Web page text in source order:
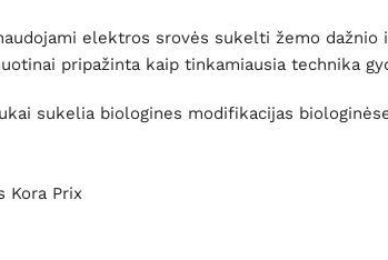
elektros srovės sukelti žemo
pripažinta kaip tinkamiausia technika
sukelia biologines modifikacijas
Kora Prix